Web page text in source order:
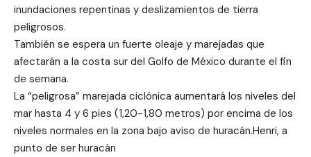
inundaciones repentinas y deslizamientos de tierra
peligrosos.
También se espera un fuerte oleaje y marejadas que
afectarán a la costa sur del Golfo de México durante el fin
de semana.
La “peligrosa” marejada ciclónica aumentará los niveles del
mar hasta 4 y 6 pies (1,20-1,80 metros) por encima de los
niveles normales en la zona bajo aviso de huracán.Henri, a
punto de ser huracán